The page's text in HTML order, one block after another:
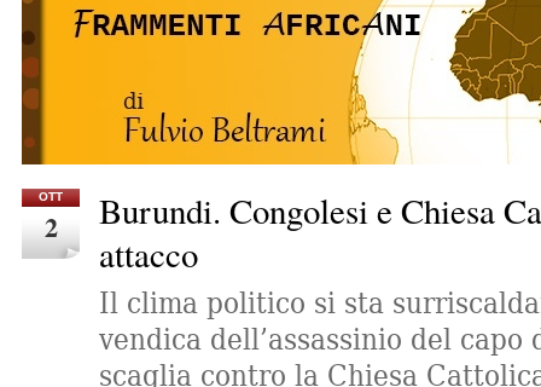
OTT
2
Burundi. Congolesi e Chiesa
attacco
Il clima politico si sta
vendica dell’assassinio del capo
scaglia contro la Chiesa